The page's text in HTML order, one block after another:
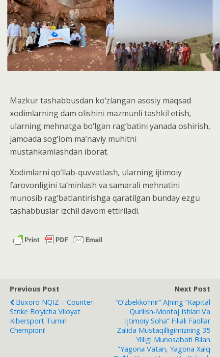
Mazkur tashabbusdan ko‘zlangan asosiy maqsad
xodimlarning dam olishini mazmunli tashkil etish,
ularning mehnatga bo‘lgan rag‘batini yanada oshirish,
jamoada sog‘lom ma’naviy muhitni
mustahkamlashdan iborat.
Xodimlarni qo‘llab-quvvatlash, ularning ijtimoiy
farovonligini ta’minlash va samarali mehnatini
munosib rag‘batlantirishga qaratilgan bunday ezgu
tashabbuslar izchil davom ettiriladi.
Previous Post
Buxoro NQIZ – Counter-
Strike Bo‘yicha Viloyat
Kibersport Turniri
Chempioni!
Next Post
“O‘zbekko‘mir” AJning “Kapital
Qurilish-Montaj Ishlari Va
Ijtimoiy Soha” Filiali Faollar
Zalida Mustaqilligimizning 35
Yilligi Munosabati Bilan
“Yagona Vatan, Yagona Xalq